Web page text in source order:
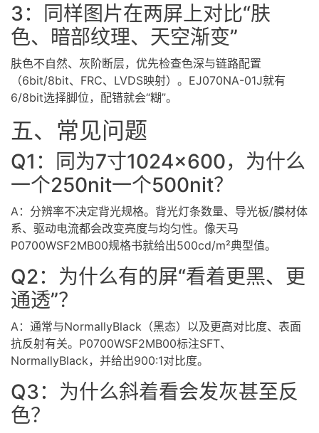
3：同样图片在两屏上对比“肤
色、暗部纹理、天空渐变”
肤色不自然、灰阶断层，优先检查色深与链路配置
（6bit/8bit、FRC、LVDS映射）。EJ070NA-01J就有
6/8bit选择脚位，配错就会“糊”。
五、常见问题
Q1：同为7寸1024×600，为什么
一个250nit一个500nit？
A：分辨率不决定背光规格。背光灯条数量、导光板/膜材体
系、驱动电流都会改变亮度与均匀性。像天马
P0700WSF2MB00规格书就给出500cd/m²典型值。
Q2：为什么有的屏“看着更黑、更
通透”？
A：通常与NormallyBlack（黑态）以及更高对比度、表面
抗反射有关。P0700WSF2MB00标注SFT、
NormallyBlack，并给出900:1对比度。
Q3：为什么斜着看会发灰甚至反
色？